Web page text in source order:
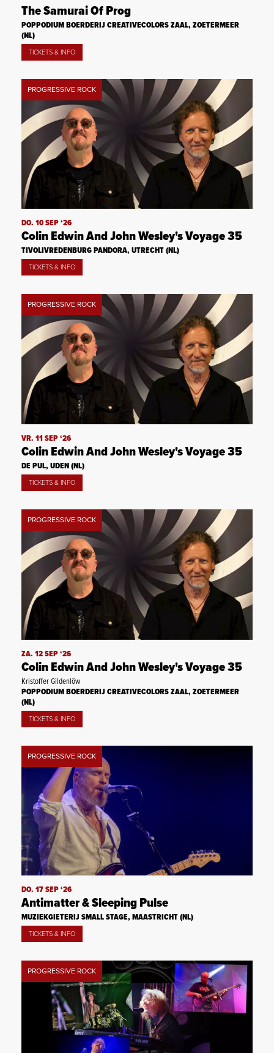
The Samurai Of Prog
POPPODIUM BOERDERIJ CREATIVECOLORS ZAAL, ZOETERMEER
(NL)
TICKETS & INFO
PROGRESSIVE ROCK
DO. 10 SEP ‘26
Colin Edwin And John Wesley's Voyage 35
TIVOLIVREDENBURG PANDORA, UTRECHT (NL)
TICKETS & INFO
PROGRESSIVE ROCK
VR. 11 SEP ‘26
Colin Edwin And John Wesley's Voyage 35
DE PUL, UDEN (NL)
TICKETS & INFO
PROGRESSIVE ROCK
ZA. 12 SEP ‘26
Colin Edwin And John Wesley's Voyage 35
Kristoffer Gildenlöw
POPPODIUM BOERDERIJ CREATIVECOLORS ZAAL, ZOETERMEER
(NL)
TICKETS & INFO
PROGRESSIVE ROCK
DO. 17 SEP ‘26
Antimatter & Sleeping Pulse
MUZIEKGIETERIJ SMALL STAGE, MAASTRICHT (NL)
TICKETS & INFO
PROGRESSIVE ROCK